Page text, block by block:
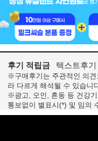
후기 적립금 텍스트후기
※구매후기는 주관적인 의
라 다르게 해석될 수 있습니
※광고, 오인, 혼동 등 건강
통보없이 별표시(*) 및 임의